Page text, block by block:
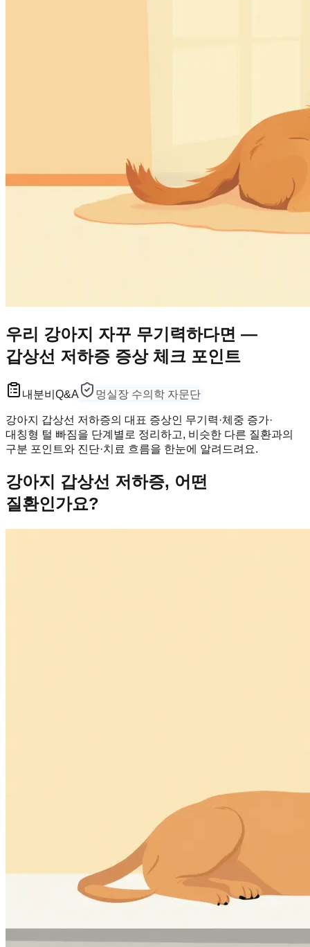
우리 강아지 자꾸 무기력하다면 —
갑상선 저하증 증상 체크 포인트
내분비 Q&A 멍실장 수의학 자문단
강아지 갑상선 저하증의 대표 증상인 무기력·체중 증가·
대칭형 털 빠짐을 단계별로 정리하고, 비슷한 다른 질환과의
구분 포인트와 진단·치료 흐름을 한눈에 알려드려요.
강아지 갑상선 저하증, 어떤
질환인가요?